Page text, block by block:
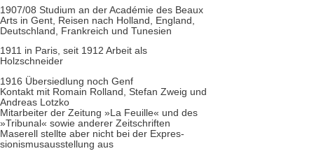
1907/08 Stu­dium an der Académie des Beaux
Arts in Gent, Reisen nach Holland, England,
Deutschland, Frankreich und Tunesien
1911 in Paris, seit 1912 Arbeit als
Holzschneider
1916 Übersiedlung noch Genf
Kontakt mit Romain Rolland, Stefan Zweig und
Andreas Lotzko
Mitarbeiter der Zei­tung »La Feuille« und des
»Tribunal« sowie ande­rer Zeitschriften
Maserell stellte aber nicht bei der Expres­
sionismusausstellung aus